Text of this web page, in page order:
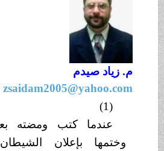
م. زياد صيدم
zsaidam2005@yahoo.com
عندما كتب ومضته
وختمها بإعلان الشيطان